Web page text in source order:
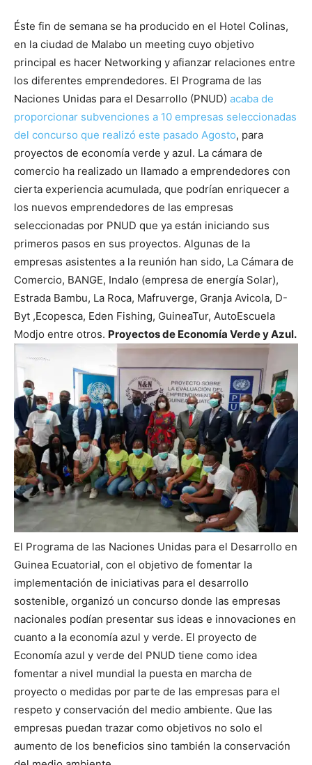
Éste fin de semana se ha producido en el Hotel Colinas,
en la ciudad de Malabo un meeting cuyo objetivo
principal es hacer Networking y afianzar relaciones entre
los diferentes emprendedores. El Programa de las
Naciones Unidas para el Desarrollo (PNUD) acaba de
proporcionar subvenciones a 10 empresas seleccionadas
del concurso que realizó este pasado Agosto, para
proyectos de economía verde y azul. La cámara de
comercio ha realizado un llamado a emprendedores con
cierta experiencia acumulada, que podrían enriquecer a
los nuevos emprendedores de las empresas
seleccionadas por PNUD que ya están iniciando sus
primeros pasos en sus proyectos. Algunas de la
empresas asistentes a la reunión han sido, La Cámara de
Comercio, BANGE, Indalo (empresa de energía Solar),
Estrada Bambu, La Roca, Mafruverge, Granja Avicola, D-
Byt ,Ecopesca, Eden Fishing, GuineaTur, AutoEscuela
Modjo entre otros. Proyectos de Economía Verde y Azul.
El Programa de las Naciones Unidas para el Desarrollo en
Guinea Ecuatorial, con el objetivo de fomentar la
implementación de iniciativas para el desarrollo
sostenible, organizó un concurso donde las empresas
nacionales podían presentar sus ideas e innovaciones en
cuanto a la economía azul y verde. El proyecto de
Economía azul y verde del PNUD tiene como idea
fomentar a nivel mundial la puesta en marcha de
proyecto o medidas por parte de las empresas para el
respeto y conservación del medio ambiente. Que las
empresas puedan trazar como objetivos no solo el
aumento de los beneficios sino también la conservación